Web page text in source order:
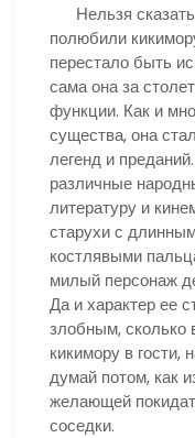
Нельзя
полюбили
перестало быть
сама она за
функции. Как и
существа, она
легенд и
различные
литературу и
старухи с
костлявыми
милый персонаж
Да и характер ее
злобным, сколько
кикимору в гости,
думай потом, как
желающей
соседки.